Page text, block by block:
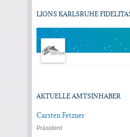
LIONS KARLSRUHE
AKTUELLE AMTSINHABER
Carsten Fetzner
Präsident